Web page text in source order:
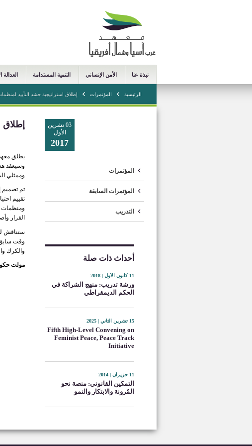
نبذة عنا الأمن الإنساني التنمية المستدامة العدالة
الرئيسية المؤتمرات إطلاق استراتيجية حشد التأييد
03 تشرين
الأول
2017
المؤتمرات
المؤتمرات السابقة
التدريب
أحداث ذات صلة
11 كانون الأول | 2018
ورشة تدريب: منهج الشراكة في
الحكم الديمقراطي
15 تشرين الثاني | 2025
Fifth High-Level Convening on
Feminist Peace, Peace Track
Initiative
11 حزيران | 2014
التمكين القانوني: منصة نحو
المُرونة والابتكار والنمو
وممثلي
تقييم
ومنظمات
القرار
وقت سابق
والكرك
مولت